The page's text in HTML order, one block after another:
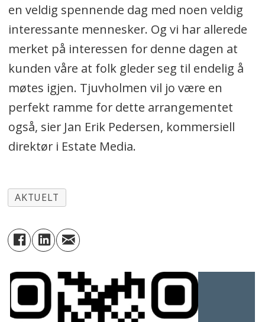
en veldig spennende dag med noen veldig
interessante mennesker. Og vi har allerede
merket på interessen for denne dagen at
kunden våre at folk gleder seg til endelig å
møtes igjen. Tjuvholmen vil jo være en
perfekt ramme for dette arrangementet
også, sier Jan Erik Pedersen, kommersiell
direktør i Estate Media.
AKTUELT